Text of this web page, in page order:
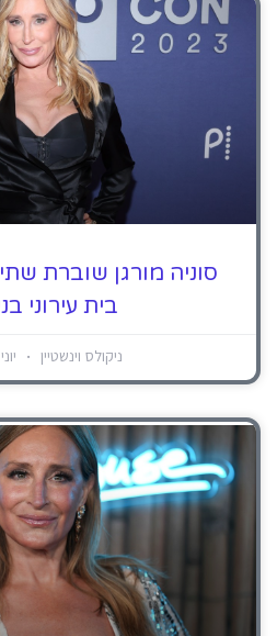
סוניה מורגן שוברת
בית עירוני
ניקולס וינשטיין יוני 4, 2024